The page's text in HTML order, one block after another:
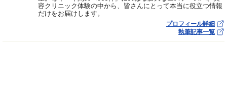
容クリニック体験の中から、皆さんにとって本当に役立つ情報
だけをお届けします。
プロフィール詳細
執筆記事一覧